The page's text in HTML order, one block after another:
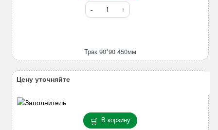
Количество
товара
Трак 90*90 450мм
В корзину
Цену уточняйте